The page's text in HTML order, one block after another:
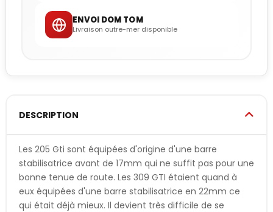
ENVOI DOM TOM
Livraison outre-mer disponible
DESCRIPTION
Les 205 Gti sont équipées d'origine d'une barre
stabilisatrice avant de 17mm qui ne suffit pas pour une
bonne tenue de route. Les 309 GTI étaient quand à
eux équipées d'une barre stabilisatrice en 22mm ce
qui était déjà mieux. Il devient très difficile de se